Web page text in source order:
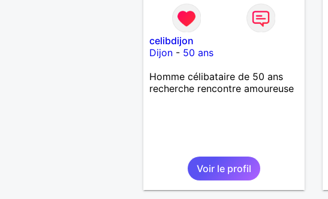
celibdijon
Dijon- 50 ans
Homme célibataire de 50 ans
recherche rencontre amoureuse
Voir le profil